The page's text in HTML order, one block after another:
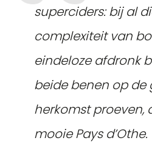
superciders: bij al
complexiteit van
eindeloze afdronk
beide benen op de
herkomst proeven,
mooie Pays d’Othe.